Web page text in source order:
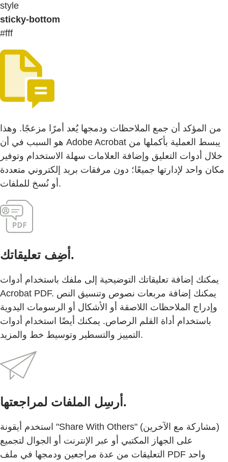
style
sticky-bottom
#fff
من المؤكد أن جمع الملاحظات ودمجها يُعد أمرًا مزعجًا. وهذا
هو السبب في أن Adobe Acrobat يبسط العملية بأكملها من
خلال أدوات التعليق وإضافة العلامات سهلة الاستخدام وتوفير
مكان واحد لإدارتها جميعًا؛ دون مرفقات بريد إلكتروني متعددة
أو نُسخ للملفات.
أضِف تعليقاتك.
يمكنك إضافة تعليقاتك التوضيحية إلى ملفك باستخدام أدوات
Acrobat PDF. يمكنك إضافة مربعات نصوص وتنسيق النص
وإدراج الملاحظات اللاصقة أو الأشكال أو الرسومات اليدوية
باستخدام أداة القلم الرصاص. يمكنك أيضًا استخدام أدوات
التمييز والتسطير وتوسيط خط والمزيد.
أرسِل الملفات لمراجعتها.
استخدم أيقونة "Share With Others" (مشاركة مع الآخرين)
على الجهاز المكتبي أو عبر الإنترنت أو الجوال لتجميع
التعليقات من عدة مراجعين ودمجها في ملف PDF واحد